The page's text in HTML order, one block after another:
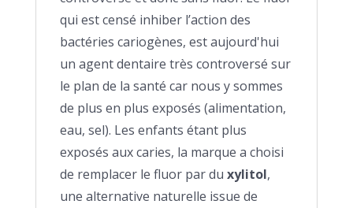
qui est censé inhiber l’action des
bactéries cariogènes, est aujourd'hui
un agent dentaire très controversé sur
le plan de la santé car nous y sommes
de plus en plus exposés (alimentation,
eau, sel). Les enfants étant plus
exposés aux caries, la marque a choisi
de remplacer le fluor par du xylitol,
une alternative naturelle issue de